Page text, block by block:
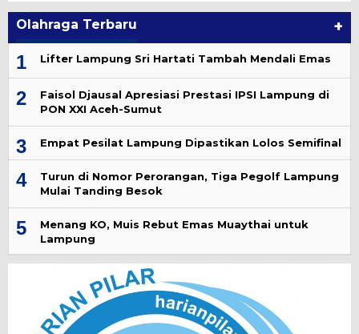
Olahraga Terbaru +
1 Lifter Lampung Sri Hartati Tambah Mendali Emas
2
Faisol Djausal Apresiasi Prestasi IPSI Lampung di
PON XXI Aceh-Sumut
3 Empat Pesilat Lampung Dipastikan Lolos Semifinal
4
Turun di Nomor Perorangan, Tiga Pegolf Lampung
Mulai Tanding Besok
5
Menang KO, Muis Rebut Emas Muaythai untuk
Lampung